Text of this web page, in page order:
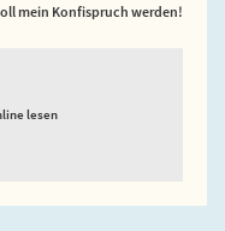
mein Konfispruch werden!
lesen